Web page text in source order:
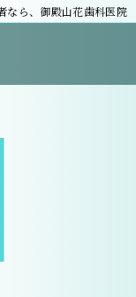
なら、御殿山花歯科医院